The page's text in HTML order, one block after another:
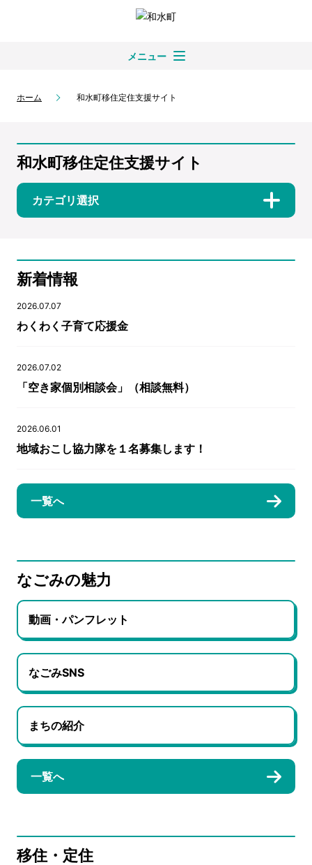
メニュー
ホーム 和水町移住定住支援サイト
和水町移住定住支援サイト
カテゴリ選択
新着情報
2026.07.07
わくわく子育て応援金
2026.07.02
「空き家個別相談会」（相談無料）
2026.06.01
地域おこし協力隊を１名募集します！
一覧へ
なごみの魅力
動画・パンフレット
なごみSNS
まちの紹介
一覧へ
移住・定住